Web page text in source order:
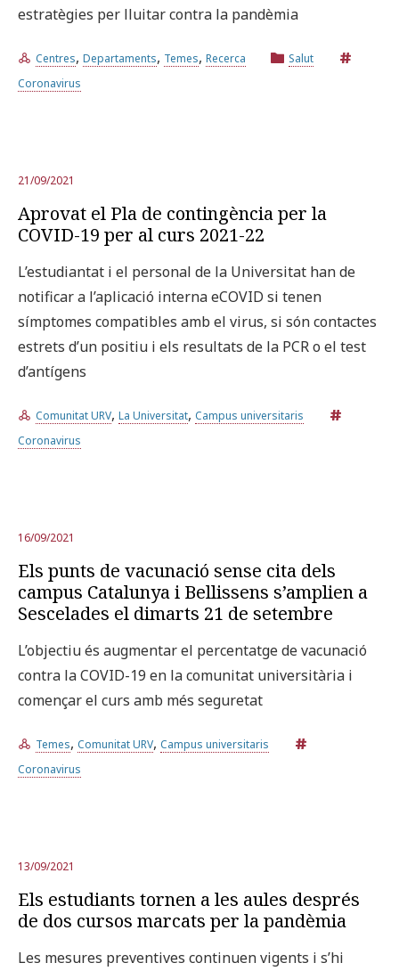
estratègies per lluitar contra la pandèmia
Centres, Departaments, Temes, Recerca
Salut
Coronavirus
21/09/2021
Aprovat el Pla de contingència per la
COVID-19 per al curs 2021-22
L’estudiantat i el personal de la Universitat han de
notificar a l’aplicació interna eCOVID si tenen
símptomes compatibles amb el virus, si són contactes
estrets d’un positiu i els resultats de la PCR o el test
d’antígens
Comunitat URV, La Universitat, Campus universitaris
Coronavirus
16/09/2021
Els punts de vacunació sense cita dels
campus Catalunya i Bellissens s’amplien a
Sescelades el dimarts 21 de setembre
L’objectiu és augmentar el percentatge de vacunació
contra la COVID-19 en la comunitat universitària i
començar el curs amb més seguretat
Temes, Comunitat URV, Campus universitaris
Coronavirus
13/09/2021
Els estudiants tornen a les aules després
de dos cursos marcats per la pandèmia
Les mesures preventives continuen vigents i s’hi